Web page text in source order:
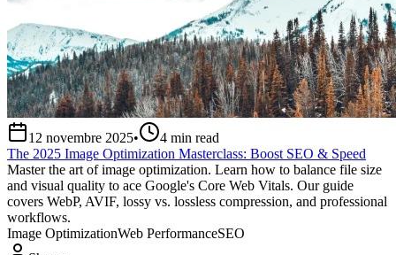
12 novembre 2025• 4 min read
The 2025 Image Optimization Masterclass: Boost SEO & Speed
Master the art of image optimization. Learn how to balance file size
and visual quality to ace Google's Core Web Vitals. Our guide
covers WebP, AVIF, lossy vs. lossless compression, and professional
workflows.
Image OptimizationWeb PerformanceSEO